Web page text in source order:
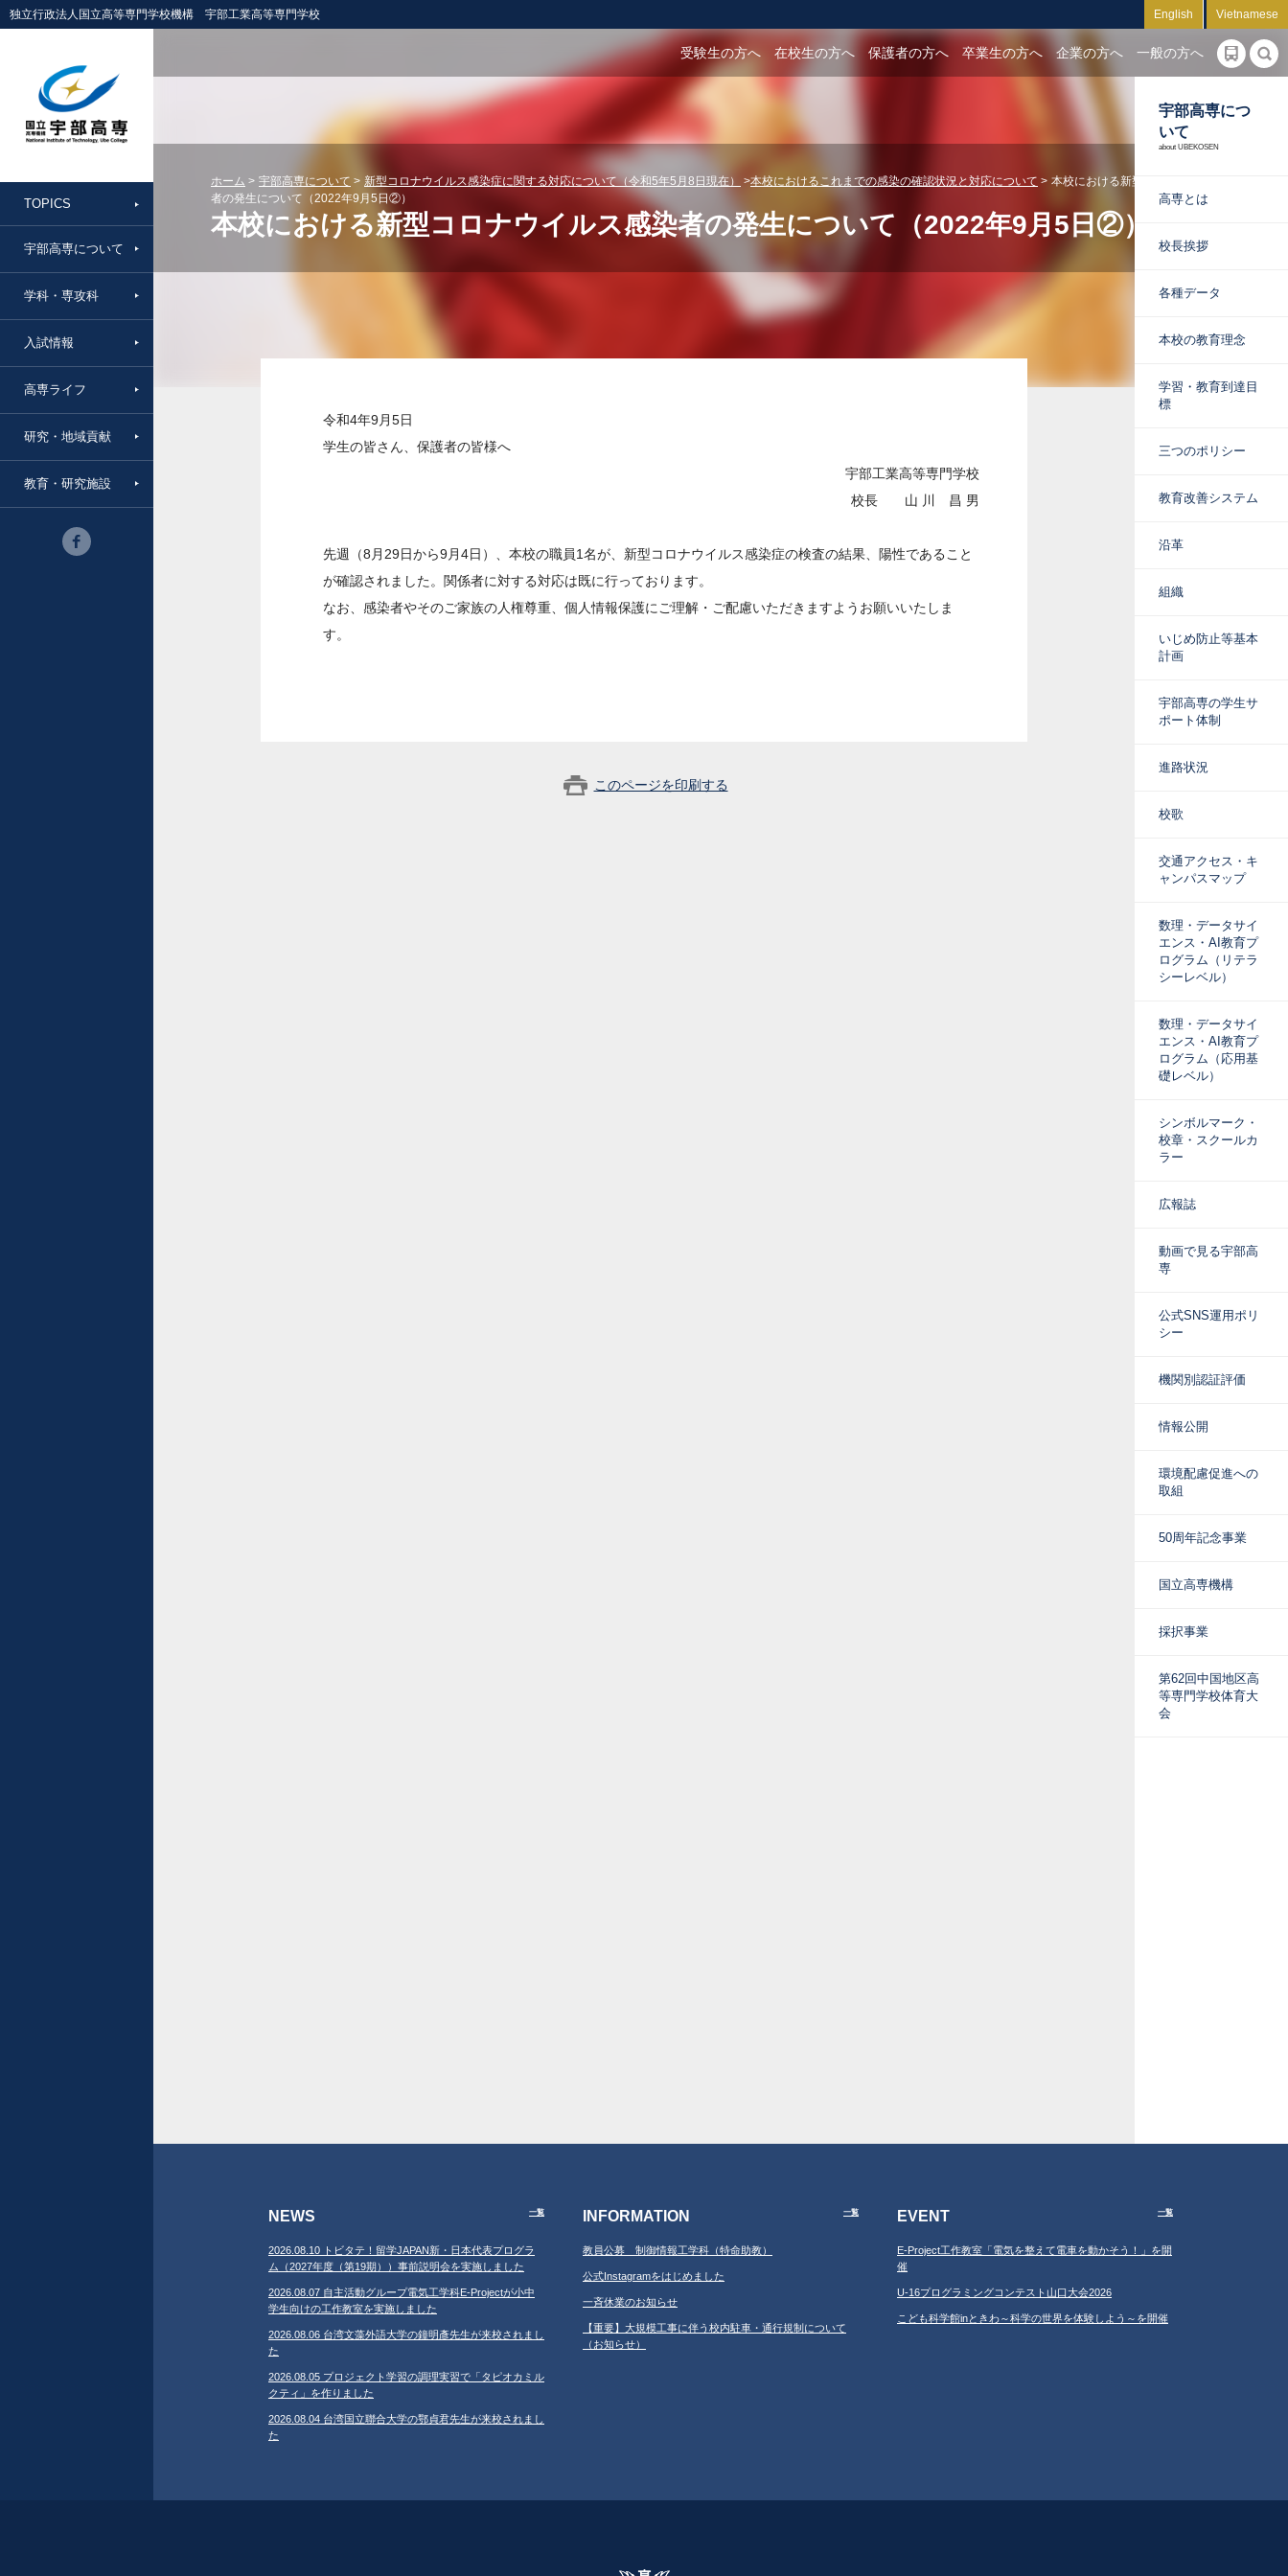
独立行政法人国立高等専門学校機構 宇部工業高等専門学校 English Vietnamese
TOPICS
宇部高専について
学科・専攻科
入試情報
高専ライフ
研究・地域貢献
教育・研究施設
受験生の方へ 在校生の方へ 保護者の方へ 卒業生の方へ 企業の方へ 一般の方へ
ホーム 宇部高専について 新型コロナウイルス感染症に関する対応について（令和5年5月8日現在） 本校におけるこれまでの感染の確認状況と対応について
本校における新型コロナウイルス感染
者の発生について（2022年9月5日②）
本校における新型コロナウイルス感染者の発生について（2022年9月5日②）
令和4年9月5日
学生の皆さん、保護者の皆様へ
宇部工業高等専門学校
校長 山 川 昌 男
先週（8月29日から9月4日）、本校の職員1名が、新型コロナウイルス感染症の検査の結果、陽性であること
が確認されました。関係者に対する対応は既に行っております。
なお、感染者やそのご家族の人権尊重、個人情報保護にご理解・ご配慮いただきますようお願いいたしま
す。
このページを印刷する
宇部高専につ
いて
about UBEKOSEN
高専とは
校長挨拶
各種データ
本校の教育理念
学習・教育到達目
標
三つのポリシー
教育改善システム
沿革
組織
いじめ防止等基本
計画
宇部高専の学生サ
ポート体制
進路状況
校歌
交通アクセス・キ
ャンパスマップ
数理・データサイ
エンス・AI教育プ
ログラム（リテラ
シーレベル）
数理・データサイ
エンス・AI教育プ
ログラム（応用基
礎レベル）
シンボルマーク・
校章・スクールカ
ラー
広報誌
動画で見る宇部高
専
公式SNS運用ポリ
シー
機関別認証評価
情報公開
環境配慮促進への
取組
50周年記念事業
国立高専機構
採択事業
第62回中国地区高
等専門学校体育大
会
NEWS 一覧
2026.08.10 トビタテ！留学JAPAN新・日本代表プログラ
ム（2027年度（第19期））事前説明会を実施しました
2026.08.07 自主活動グループ電気工学科E-Projectが小中
学生向けの工作教室を実施しました
2026.08.06 台湾文藻外語大学の鐘明彥先生が来校されまし
た
2026.08.05 プロジェクト学習の調理実習で「タピオカミル
クティ」を作りました
2026.08.04 台湾国立聯合大学の鄂貞君先生が来校されまし
た
INFORMATION 一覧
教員公募 制御情報工学科（特命助教）
公式Instagramをはじめました
一斉休業のお知らせ
【重要】大規模工事に伴う校内駐車・通行規制について
（お知らせ）
EVENT 一覧
E-Project工作教室「電気を整えて電車を動かそう！」を開
催
U-16プログラミングコンテスト山口大会2026
こども科学館inときわ～科学の世界を体験しよう～を開催